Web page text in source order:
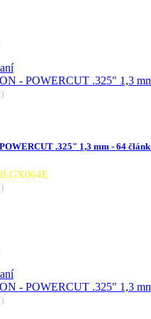
.325" 1,3 mm - 64